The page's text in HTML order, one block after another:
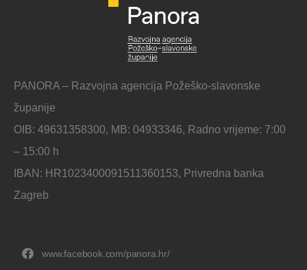
PANORA – Razvojna agencija Požeško-slavonske
županije
OIB: 49631358300, MB: 04933346, Radno vrijeme: 7:00
– 15:00 h
IBAN: HR1023400091511360153, Privredna banka
Zagreb
www.facebook.com/panora.hr/